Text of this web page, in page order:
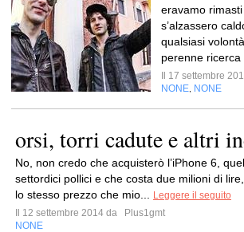
eravamo
s’alzassero
qualsiasi
perenne ricerca
Il 17 settembre
NONE NONE
orsi, torri cadute e altri
No, non credo che acquisterò l’iPhone 6,
settordici pollici e che costa due milioni di
lo stesso prezzo che mio...
Leggere il seguito
Il 12 settembre 2014 da
Plus1gmt
NONE